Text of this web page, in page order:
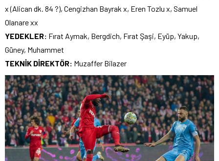
x (Alican dk. 84 ?), Cengizhan Bayrak x, Eren Tozlu x, Samuel
Olanare xx
YEDEKLER: Fırat Aymak, Bergdich, Fırat Şaşi, Eyüp, Yakup,
Güney, Muhammet
TEKNİK DİREKTÖR: Muzaffer Bilazer